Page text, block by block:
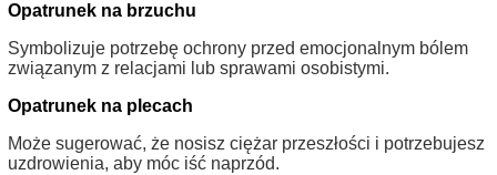
Opatrunek na brzuchu
Symbolizuje potrzebę ochrony przed emocjonalnym bólem
związanym z relacjami lub sprawami osobistymi.
Opatrunek na plecach
Może sugerować, że nosisz ciężar przeszłości i potrzebujesz
uzdrowienia, aby móc iść naprzód.